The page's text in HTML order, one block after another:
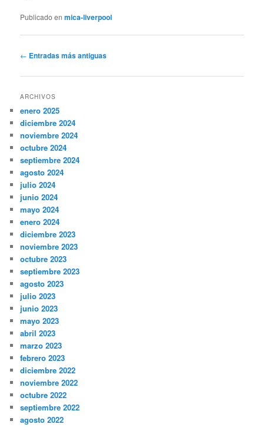
Publicado en mica-liverpool
Navegación
entradas
← Entradas más antiguas
ARCHIVOS
enero 2025
diciembre 2024
noviembre 2024
octubre 2024
septiembre 2024
agosto 2024
julio 2024
junio 2024
mayo 2024
enero 2024
diciembre 2023
noviembre 2023
octubre 2023
septiembre 2023
agosto 2023
julio 2023
junio 2023
mayo 2023
abril 2023
marzo 2023
febrero 2023
diciembre 2022
noviembre 2022
octubre 2022
septiembre 2022
agosto 2022